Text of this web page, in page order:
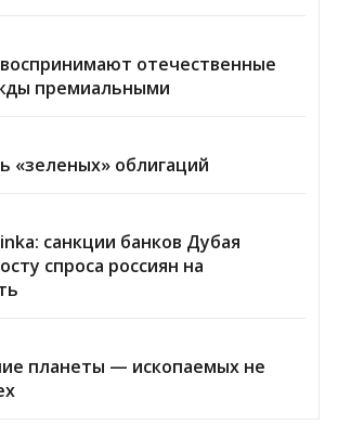
воспринимают отечественные
премиальными
«зеленых» облигаций
санкции банков Дубая
спроса россиян на
планеты — ископаемых не